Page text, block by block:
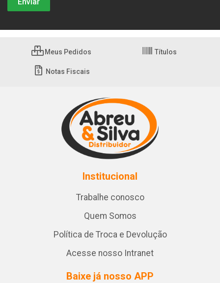
Meus Pedidos Títulos
Notas Fiscais
Institucional
Trabalhe conosco
Quem Somos
Política de Troca e Devolução
Acesse nosso Intranet
Baixe já nosso APP